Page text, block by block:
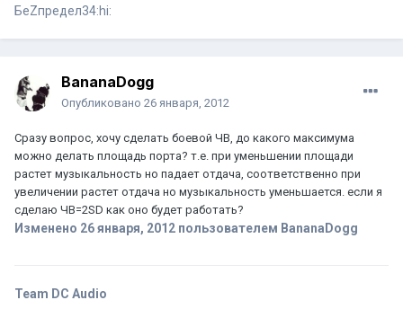
БеZпредел34:hi:
BananaDogg
Опубликовано 26 января, 2012
Сразу вопрос, хочу сделать боевой ЧВ, до какого максимума
можно делать площадь порта? т.е. при уменьшении площади
растет музыкальность но падает отдача, соответственно при
увеличении растет отдача но музыкальность уменьшается. если я
сделаю ЧВ=2SD как оно будет работать?
Изменено 26 января, 2012 пользователем BananaDogg
Team DC Audio